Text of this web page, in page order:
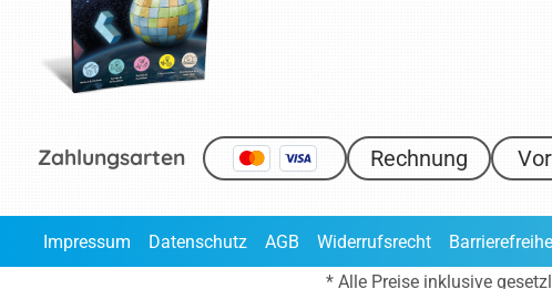
Zahlungsarten Rechnung
Impressum Datenschutz AGB Widerrufsrecht
* Alle Preise inklusive